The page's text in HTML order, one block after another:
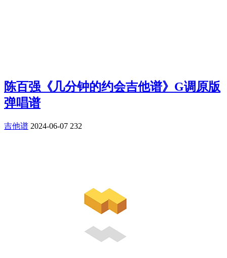
陈百强《几分钟的约会吉他谱》G调原版
弹唱谱
吉他谱 2024-06-07 232